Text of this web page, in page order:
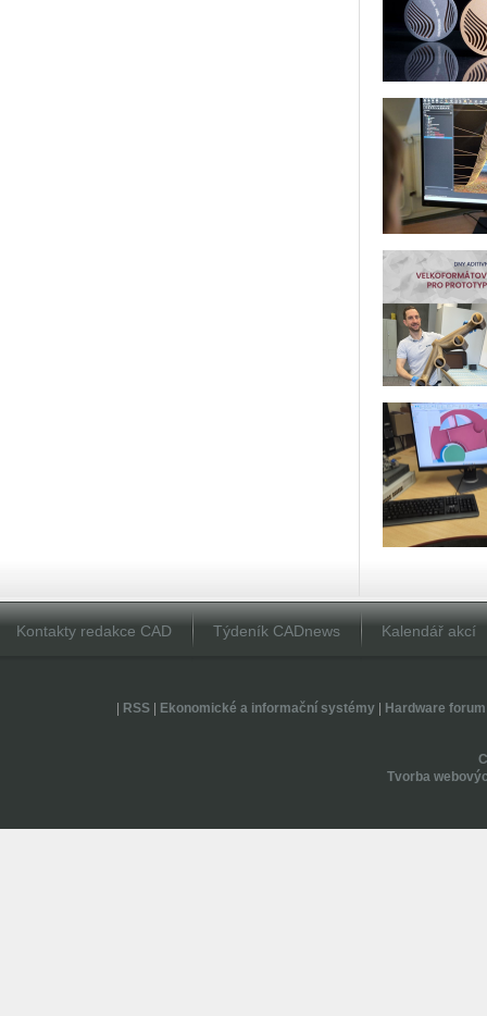
Kontakty redakce CAD Týdeník CADnews Kalendář akcí
RSS| Ekonomické a informační systémy| Hardware forum
Tvorba